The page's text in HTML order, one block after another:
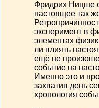
Фридрих Ницше
настоящее так
эксперимент в
элементах
ли влиять
ещё не
событие на
Именно это и
захватив день
хронология